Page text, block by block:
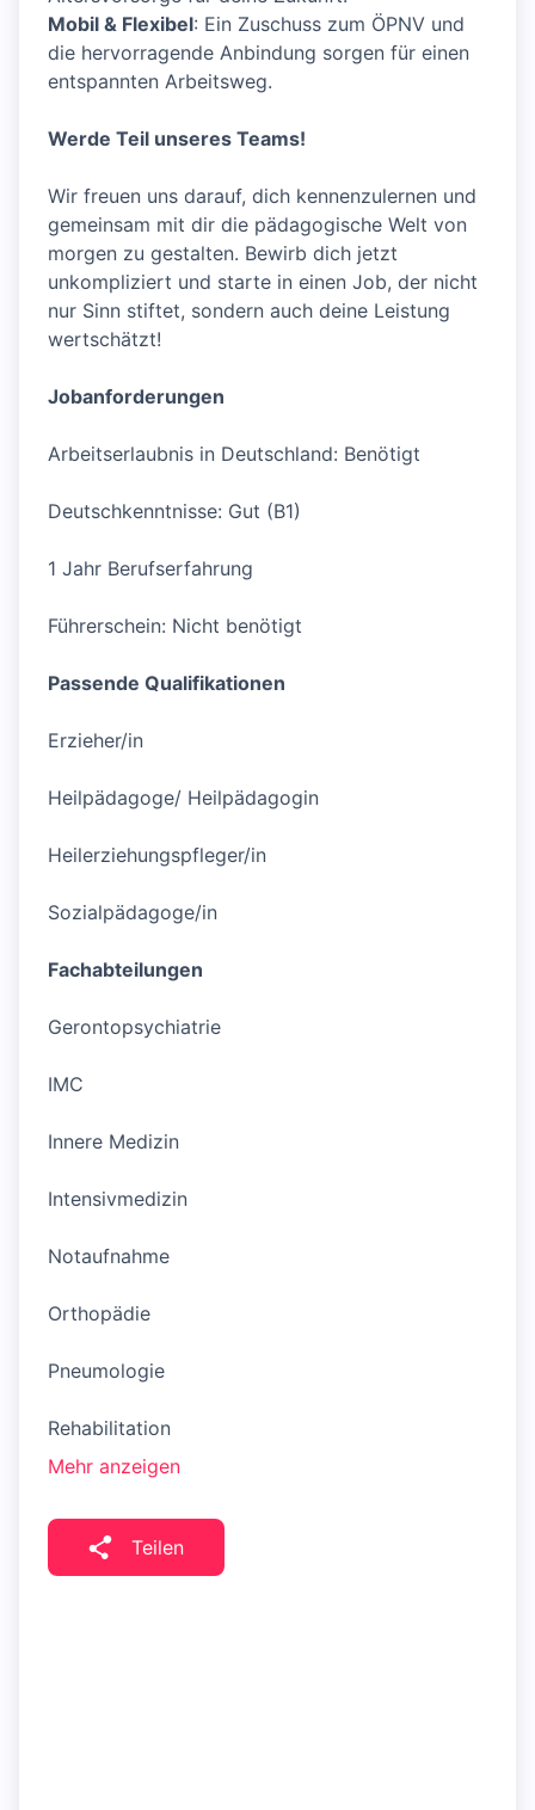
Mobil & Flexibel: Ein Zuschuss zum ÖPNV und
die hervorragende Anbindung sorgen für einen
entspannten Arbeitsweg.
Werde Teil unseres Teams!
Wir freuen uns darauf, dich kennenzulernen und
gemeinsam mit dir die pädagogische Welt von
morgen zu gestalten. Bewirb dich jetzt
unkompliziert und starte in einen Job, der nicht
nur Sinn stiftet, sondern auch deine Leistung
wertschätzt!
Jobanforderungen
Arbeitserlaubnis in Deutschland: Benötigt
Deutschkenntnisse: Gut (B1)
1 Jahr Berufserfahrung
Führerschein: Nicht benötigt
Passende Qualifikationen
Erzieher/in
Heilpädagoge/ Heilpädagogin
Heilerziehungspfleger/in
Sozialpädagoge/in
Fachabteilungen
Gerontopsychiatrie
IMC
Innere Medizin
Intensivmedizin
Notaufnahme
Orthopädie
Pneumologie
Rehabilitation
Mehr anzeigen
Teilen